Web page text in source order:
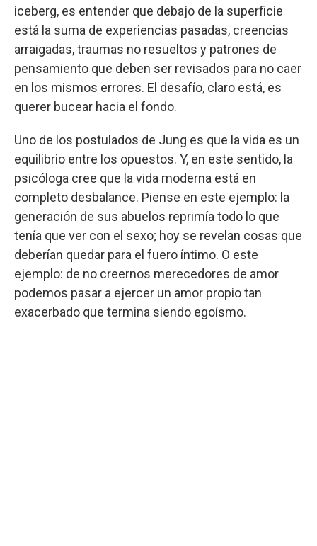
iceberg, es entender que debajo de la superficie
está la suma de experiencias pasadas, creencias
arraigadas, traumas no resueltos y patrones de
pensamiento que deben ser revisados para no caer
en los mismos errores. El desafío, claro está, es
querer bucear hacia el fondo.
Uno de los postulados de Jung es que la vida es un
equilibrio entre los opuestos. Y, en este sentido, la
psicóloga cree que la vida moderna está en
completo desbalance. Piense en este ejemplo: la
generación de sus abuelos reprimía todo lo que
tenía que ver con el sexo; hoy se revelan cosas que
deberían quedar para el fuero íntimo. O este
ejemplo: de no creernos merecedores de amor
podemos pasar a ejercer un amor propio tan
exacerbado que termina siendo egoísmo.